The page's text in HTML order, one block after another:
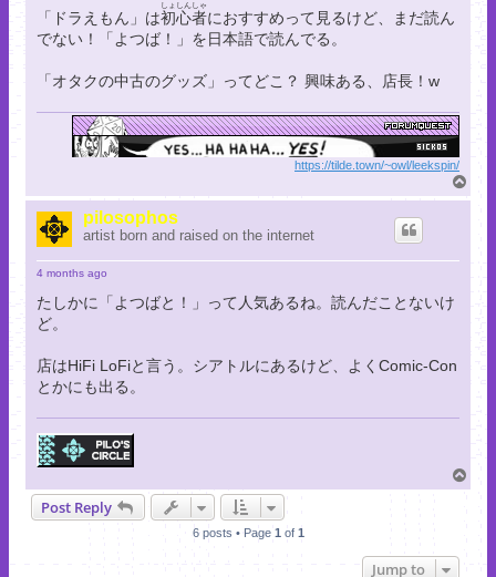
「ドラえもん」は初
しょ
心
しん
者
しゃ
におすすめって見るけど、まだ読ん
でない！「よつば！」を日本語で読んでる。
「オタクの中古のグッズ」ってどこ？ 興味ある、店長！w
https://tilde.town/~owl/leekspin/
o
pilosophos
artist born and raised on the internet
4 months ago
たしかに「よつばと！」って人気あるね。読んだことないけ
ど。
店はHiFi LoFiと言う。シアトルにあるけど、よくComic-Con
とかにも出る。
o
Post Reply
6 posts • Page 1 of 1
Jump to